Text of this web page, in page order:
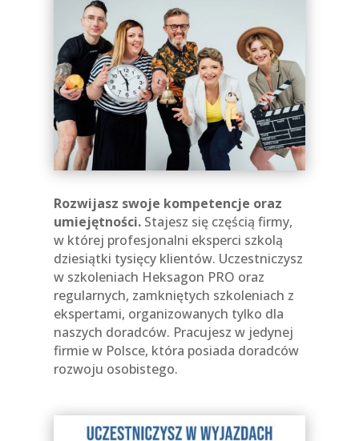
Rozwijasz swoje kompetencje oraz
umiejętności. Stajesz się częścią firmy,
w której profesjonalni eksperci szkolą
dziesiątki tysięcy klientów. Uczestniczysz
w szkoleniach Heksagon PRO oraz
regularnych, zamkniętych szkoleniach z
ekspertami, organizowanych tylko dla
naszych doradców. Pracujesz w jedynej
firmie w Polsce, która posiada doradców
rozwoju osobistego.